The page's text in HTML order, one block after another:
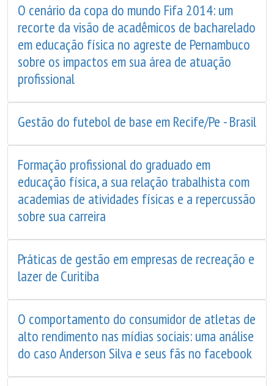
O cenário da copa do mundo Fifa 2014: um
recorte da visão de acadêmicos de bacharelado
em educação física no agreste de Pernambuco
sobre os impactos em sua área de atuação
profissional
Gestão do futebol de base em Recife/Pe - Brasil
Formação profissional do graduado em
educação física, a sua relação trabalhista com
academias de atividades físicas e a repercussão
sobre sua carreira
Práticas de gestão em empresas de recreação e
lazer de Curitiba
O comportamento do consumidor de atletas de
alto rendimento nas mídias sociais: uma análise
do caso Anderson Silva e seus fãs no facebook